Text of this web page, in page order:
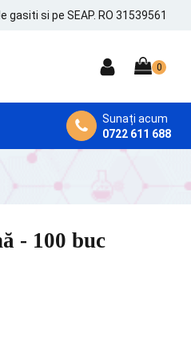
gasiti si pe SEAP. RO 31539561
Tegumente
Sunați acum
0722 611 688
- 100 buc